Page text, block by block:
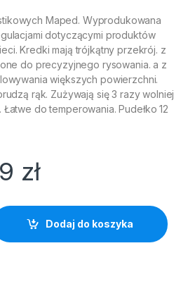
Maped. Wyprodukowana
dotyczącymi produktów
Kredki mają trójkątny przekrój. z
do precyzyjnego rysowania. a z
większych powierzchni.
rąk. Zużywają się 3 razy wolniej
do temperowania. Pudełko 12
zł
12 szt pudełko z zawieszką
Dodaj do koszyka